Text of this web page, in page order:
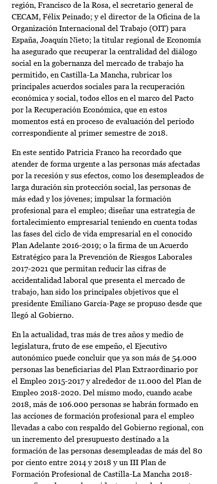
región, Francisco de la Rosa, el secretario general de
CECAM, Félix Peinado; y el director de la Oficina de la
Organización Internacional del Trabajo (OIT) para
España, Joaquín Nieto; la titular regional de Economía
ha asegurado que recuperar la centralidad del diálogo
social en la gobernanza del mercado de trabajo ha
permitido, en Castilla-La Mancha, rubricar los
principales acuerdos sociales para la recuperación
económica y social, todos ellos en el marco del Pacto
por la Recuperación Económica, que en estos
momentos está en proceso de evaluación del periodo
correspondiente al primer semestre de 2018.
En este sentido Patricia Franco ha recordado que
atender de forma urgente a las personas más afectadas
por la recesión y sus efectos, como los desempleados de
larga duración sin protección social, las personas de
más edad y los jóvenes; impulsar la formación
profesional para el empleo; diseñar una estrategia de
fortalecimiento empresarial teniendo en cuenta todas
las fases del ciclo de vida empresarial en el conocido
Plan Adelante 2016-2019; o la firma de un Acuerdo
Estratégico para la Prevención de Riesgos Laborales
2017-2021 que permitan reducir las cifras de
accidentalidad laboral que presenta el mercado de
trabajo, han sido los principales objetivos que el
presidente Emiliano García-Page se propuso desde que
llegó al Gobierno.
En la actualidad, tras más de tres años y medio de
legislatura, fruto de ese empeño, el Ejecutivo
autonómico puede concluir que ya son más de 54.000
personas las beneficiarias del Plan Extraordinario por
el Empleo 2015-2017 y alrededor de 11.000 del Plan de
Empleo 2018-2020. Del mismo modo, cuando acabe
2018, más de 106.000 personas se habrán formado en
las acciones de formación profesional para el empleo
llevadas a cabo con respaldo del Gobierno regional, con
un incremento del presupuesto destinado a la
formación de las personas desempleadas de más del 80
por ciento entre 2014 y 2018 y un III Plan de
Formación Profesional de Castilla-La Mancha 2018-